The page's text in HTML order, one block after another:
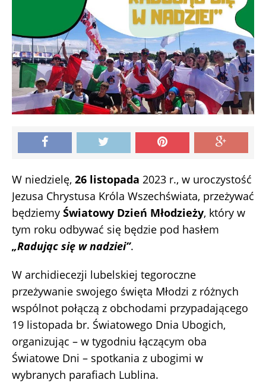
W niedzielę, 26 listopada 2023 r., w uroczystość
Jezusa Chrystusa Króla Wszechświata, przeżywać
będziemy Światowy Dzień Młodzieży, który w
tym roku odbywać się będzie pod hasłem
„Radując się w nadziei”.
W archidiecezji lubelskiej tegoroczne
przeżywanie swojego święta Młodzi z różnych
wspólnot połączą z obchodami przypadającego
19 listopada br. Światowego Dnia Ubogich,
organizując – w tygodniu łączącym oba
Światowe Dni – spotkania z ubogimi w
wybranych parafiach Lublina.